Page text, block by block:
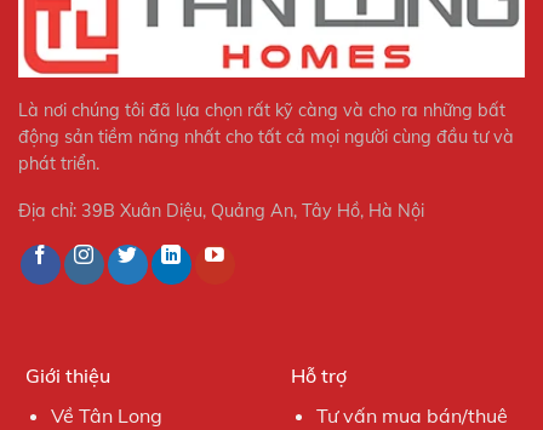
Là nơi chúng tôi đã lựa chọn rất kỹ càng và cho ra những bất
động sản tiềm năng nhất cho tất cả mọi người cùng đầu tư và
phát triển.
Địa chỉ: 39B Xuân Diệu, Quảng An, Tây Hồ, Hà Nội
Giới thiệu
Về Tân Long
Hỗ trợ
Tư vấn mua bán/thuê